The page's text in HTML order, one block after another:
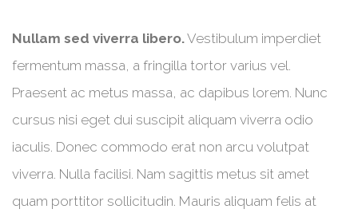
Nullam sed viverra libero.Vestibulum imperdiet
fermentum massa, a fringilla tortor varius vel.
Praesent ac metus massa, ac dapibus lorem. Nunc
cursus nisi eget dui suscipit aliquam viverra odio
iaculis. Donec commodo erat non arcu volutpat
viverra. Nulla facilisi. Nam sagittis metus sit amet
quam porttitor sollicitudin. Mauris aliquam felis at